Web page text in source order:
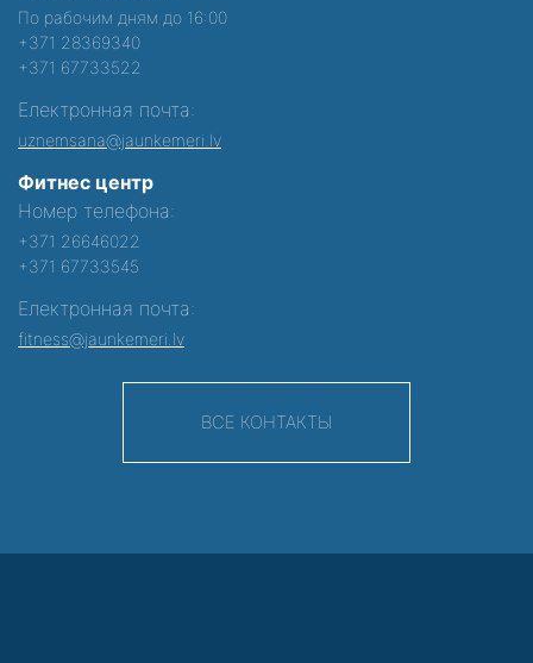
По рабочим дням до 16:00
+371 28369340
+371 67733522
Електронная почта:
uznemsana@jaunkemeri.lv
Фитнес центр
Номер телефона:
+371 26646022
+371 67733545
Електронная почта:
fitness@jaunkemeri.lv
ВСЕ КОНТАКТЫ